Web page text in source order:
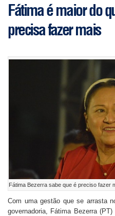
Fátima é maior do
precisa fazer mais
Fátima Bezerra sabe que é preciso fazer
Com uma gestão que se arrasta
governadoria, Fátima Bezerra